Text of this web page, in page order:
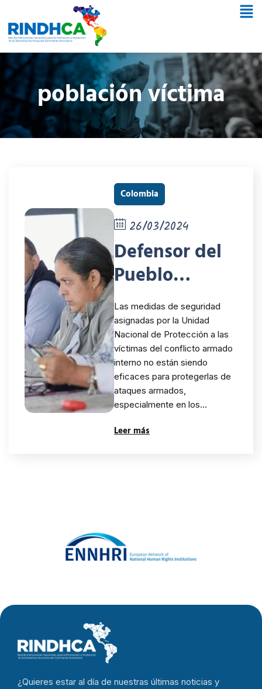
población víctima
Colombia
26/03/2024
Defensor del
Pueblo
solicita
medidas con
enfoque
étnico y
territorial que
protejan a
población
humanos
Las medidas de seguridad
asignadas por la Unidad
Nacional de Protección a las
víctimas del conflicto armado
interno no están siendo
eficaces para protegerlas de
ataques armados,
especialmente en los…
Leer más
¿Quieres estar al día de nuestras últimas noticias y